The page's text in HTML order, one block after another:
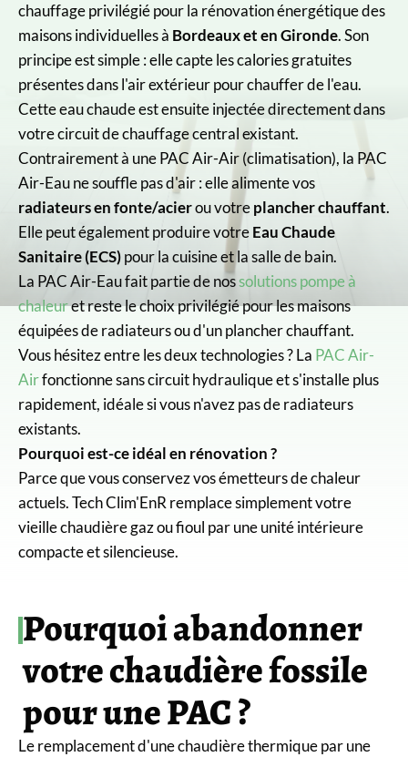
chauffage privilégié pour la rénovation énergétique des
maisons individuelles à Bordeaux et en Gironde. Son
principe est simple : elle capte les calories gratuites
présentes dans l'air extérieur pour chauffer de l'eau.
Cette eau chaude est ensuite injectée directement dans
votre circuit de chauffage central existant.
Contrairement à une PAC Air-Air (climatisation), la PAC
Air-Eau ne souffle pas d'air : elle alimente vos
radiateurs en fonte/acierou votreplancher chauffant.
Elle peut également produire votreEau Chaude
Sanitaire (ECS)pour la cuisine et la salle de bain.
La PAC Air-Eau fait partie de nossolutions pompe à
chaleuret reste le choix privilégié pour les maisons
équipées de radiateurs ou d'un plancher chauffant.
Vous hésitez entre les deux technologies ? La PAC Air-
Airfonctionne sans circuit hydraulique et s'installe plus
rapidement, idéale si vous n'avez pas de radiateurs
existants.
Pourquoi est-ce idéal en rénovation ?
Parce que vous conservez vos émetteurs de chaleur
actuels. Tech Clim'EnR remplace simplement votre
vieille chaudière gaz ou fioul par une unité intérieure
compacte et silencieuse.
Pourquoi abandonner
votre chaudière fossile
pour une PAC ?
Le remplacement d'une chaudière thermique par une